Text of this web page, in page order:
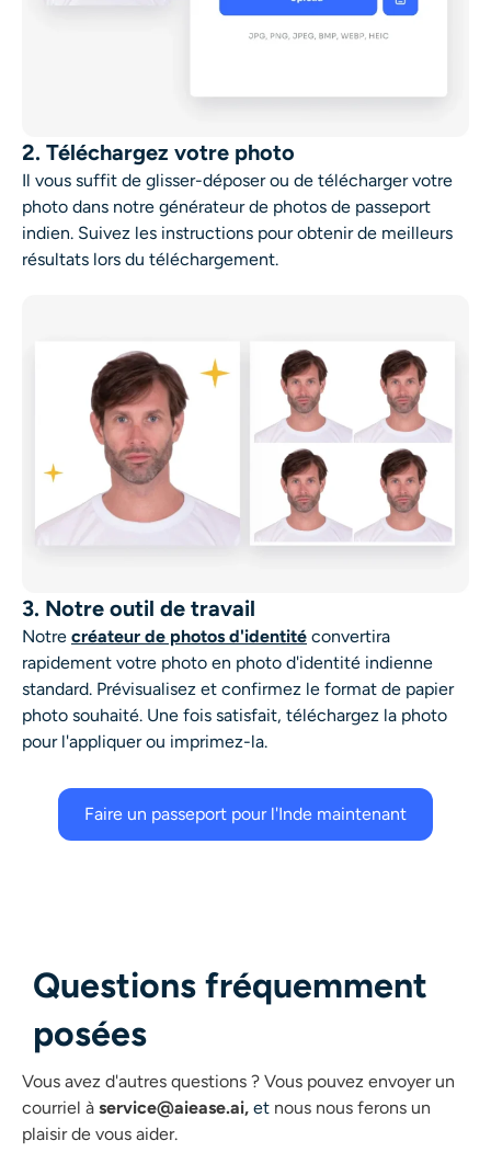
2. Téléchargez votre photo
Il vous suffit de glisser-déposer ou de télécharger votre
photo dans notre générateur de photos de passeport
indien. Suivez les instructions pour obtenir de meilleurs
résultats lors du téléchargement.
3. Notre outil de travail
Notre créateur de photos d'identité convertira
rapidement votre photo en photo d'identité indienne
standard. Prévisualisez et confirmez le format de papier
photo souhaité. Une fois satisfait, téléchargez la photo
pour l'appliquer ou imprimez-la.
Faire un passeport pour l'Inde maintenant
Questions fréquemment
posées
Vous avez d'autres questions ? Vous pouvez envoyer un
courriel à service@aiease.ai, et nous nous ferons un
plaisir de vous aider.